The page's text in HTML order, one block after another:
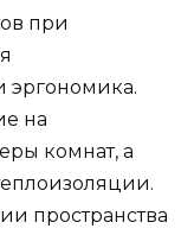
при
эргономика.
на
комнат, а
пространства